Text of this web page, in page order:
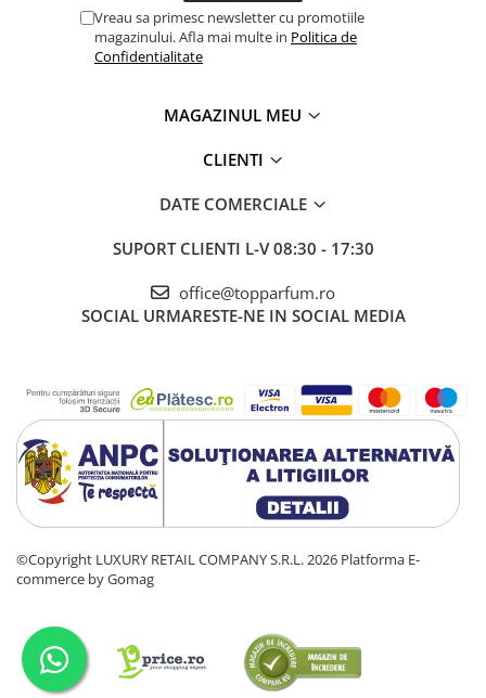
Vreau sa primesc newsletter cu promotiile
magazinului. Afla mai multe in Politica de
Confidentialitate
MAGAZINUL MEU
CLIENTI
DATE COMERCIALE
SUPORT CLIENTI L-V 08:30 - 17:30
office@topparfum.ro
SOCIAL URMARESTE-NE IN SOCIAL MEDIA
©Copyright LUXURY RETAIL COMPANY S.R.L. 2026 Platforma E-
commerce by Gomag